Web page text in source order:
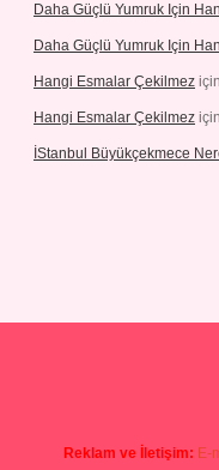
Daha Güçlü Yumruk Için
Daha Güçlü Yumruk Için
Hangi Esmalar Çekilmez için
Hangi Esmalar Çekilmez için
İStanbul Büyükçekmece
Reklam ve İletişim: E-